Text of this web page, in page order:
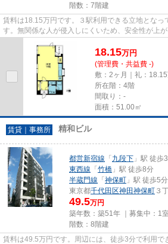
階数：7階建
賃料は18.15万円です。３駅利用できる立地となっ
す。無関係な人が侵入しにくいため、安全性が上
18.15万円
(管理費・共益費 -)
敷：2ヶ月｜礼：18.15
所在階：4階
間取り：-
面積：51.00㎡
賃貸｜事務所 精和ビル
都営新宿線 「 九段下 」駅 徒歩
東西線 「 竹橋 」駅 徒歩8分
半蔵門線 「 神保町 」駅 徒歩5分
東京都千代田区神田神保町 ３
49.5万円
築年数：築51年 ｜募集中： 1室
階数：8階建
賃料は49.5万円です。周辺には、徒歩3分で利用で